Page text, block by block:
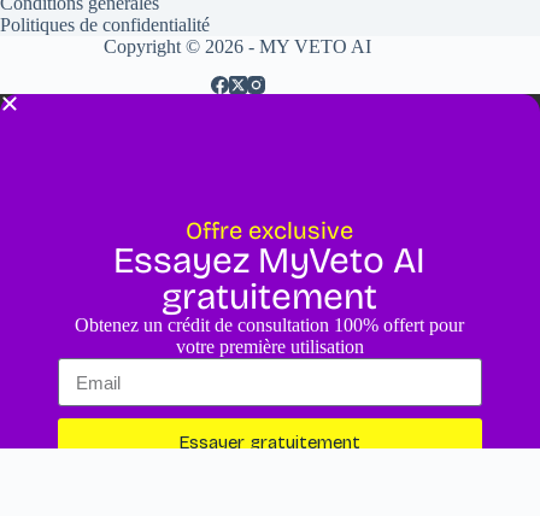
Politiques de confidentialité
Copyright © 2026 - MY VETO AI
Offre exclusive
Essayez MyVeto AI
gratuitement
Obtenez un crédit de consultation 100% offert pour
votre première utilisation
Essayer gratuitement